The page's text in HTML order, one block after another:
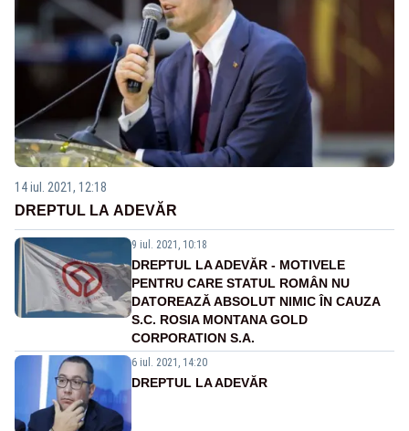
14 iul. 2021, 12:18
DREPTUL LA ADEVĂR
9 iul. 2021, 10:18
DREPTUL LA ADEVĂR - MOTIVELE
PENTRU CARE STATUL ROMÂN NU
DATOREAZĂ ABSOLUT NIMIC ÎN CAUZA
S.C. ROSIA MONTANA GOLD
CORPORATION S.A.
6 iul. 2021, 14:20
DREPTUL LA ADEVĂR